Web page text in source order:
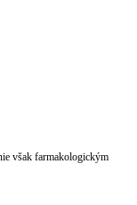
však farmakologickým